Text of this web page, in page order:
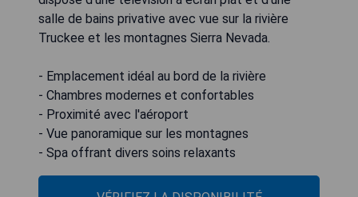
salle de bains privative avec vue sur la rivière
Truckee et les montagnes Sierra Nevada.
- Emplacement idéal au bord de la rivière
- Chambres modernes et confortables
- Proximité avec l'aéroport
- Vue panoramique sur les montagnes
- Spa offrant divers soins relaxants